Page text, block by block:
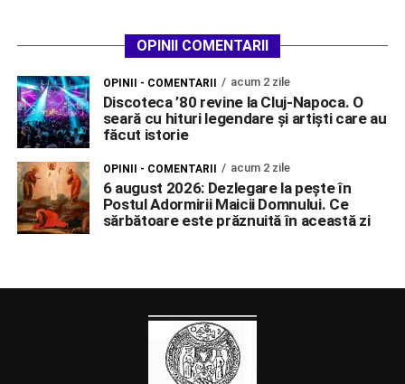
OPINII COMENTARII
OPINII - COMENTARII acum 2 zile
Discoteca ’80 revine la Cluj-Napoca. O
seară cu hituri legendare și artiști care au
făcut istorie
OPINII - COMENTARII acum 2 zile
6 august 2026: Dezlegare la pește în
Postul Adormirii Maicii Domnului. Ce
sărbătoare este prăznuită în această zi